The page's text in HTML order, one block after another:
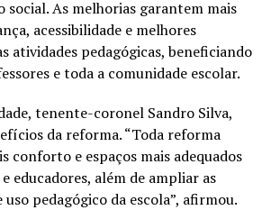
social. As melhorias garantem mais
acessibilidade e melhores
atividades pedagógicas, beneficiando
e toda a comunidade escolar.
tenente-coronel Sandro Silva,
da reforma. “Toda reforma
conforto e espaços mais adequados
educadores, além de ampliar as
uso pedagógico da escola”, afirmou.